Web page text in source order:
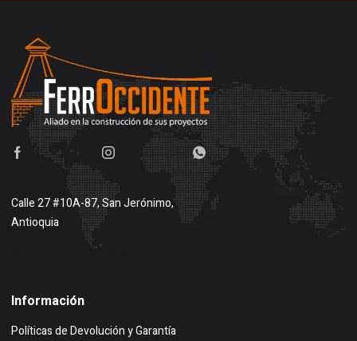
Calle 27 #10A-87, San Jerónimo,
Antioquia
Información
Políticas de Devolución y Garantía